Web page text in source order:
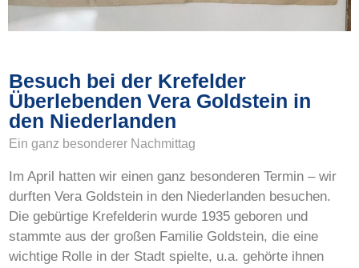
Besuch bei der Krefelder
Überlebenden Vera Goldstein in
den Niederlanden
Ein ganz besonderer Nachmittag
Im April hatten wir einen ganz besonderen Termin – wir
durften Vera Goldstein in den Niederlanden besuchen.
Die gebürtige Krefelderin wurde 1935 geboren und
stammte aus der großen Familie Goldstein, die eine
wichtige Rolle in der Stadt spielte, u.a. gehörte ihnen